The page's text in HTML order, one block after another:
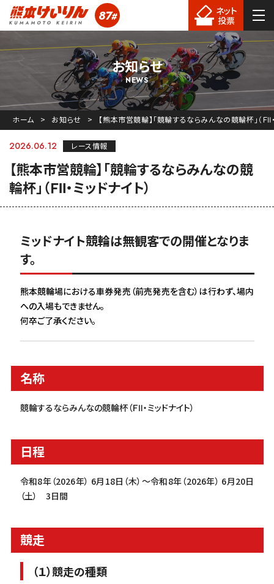
熊本競輪 87#
ネット
投票
お知らせ
NEWS
ホーム お知らせ 【熊本市営競輪】「競輪するならみんなの競輪杯」（ＦⅡ
2026.06.12 レース情報
【熊本市営競輪】「競輪するならみんなの競
輪杯」（ＦⅡ・ミッドナイト）
ミッドナイト競輪は無観客での開催となりま
す。
熊本競輪場における車券発売（前売発売を含む）は行わず、場内
への入場もできません。
何卒ご了承ください。
名称
競輪するならみんなの競輪杯（ＦⅡ・ミッドナイト）
日程
令和8年（2026年） 6月18日（木）～令和8年（2026年） 6月20日
（土） 3日間
競走
（１）競走の種類